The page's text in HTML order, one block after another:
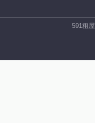
591租屋